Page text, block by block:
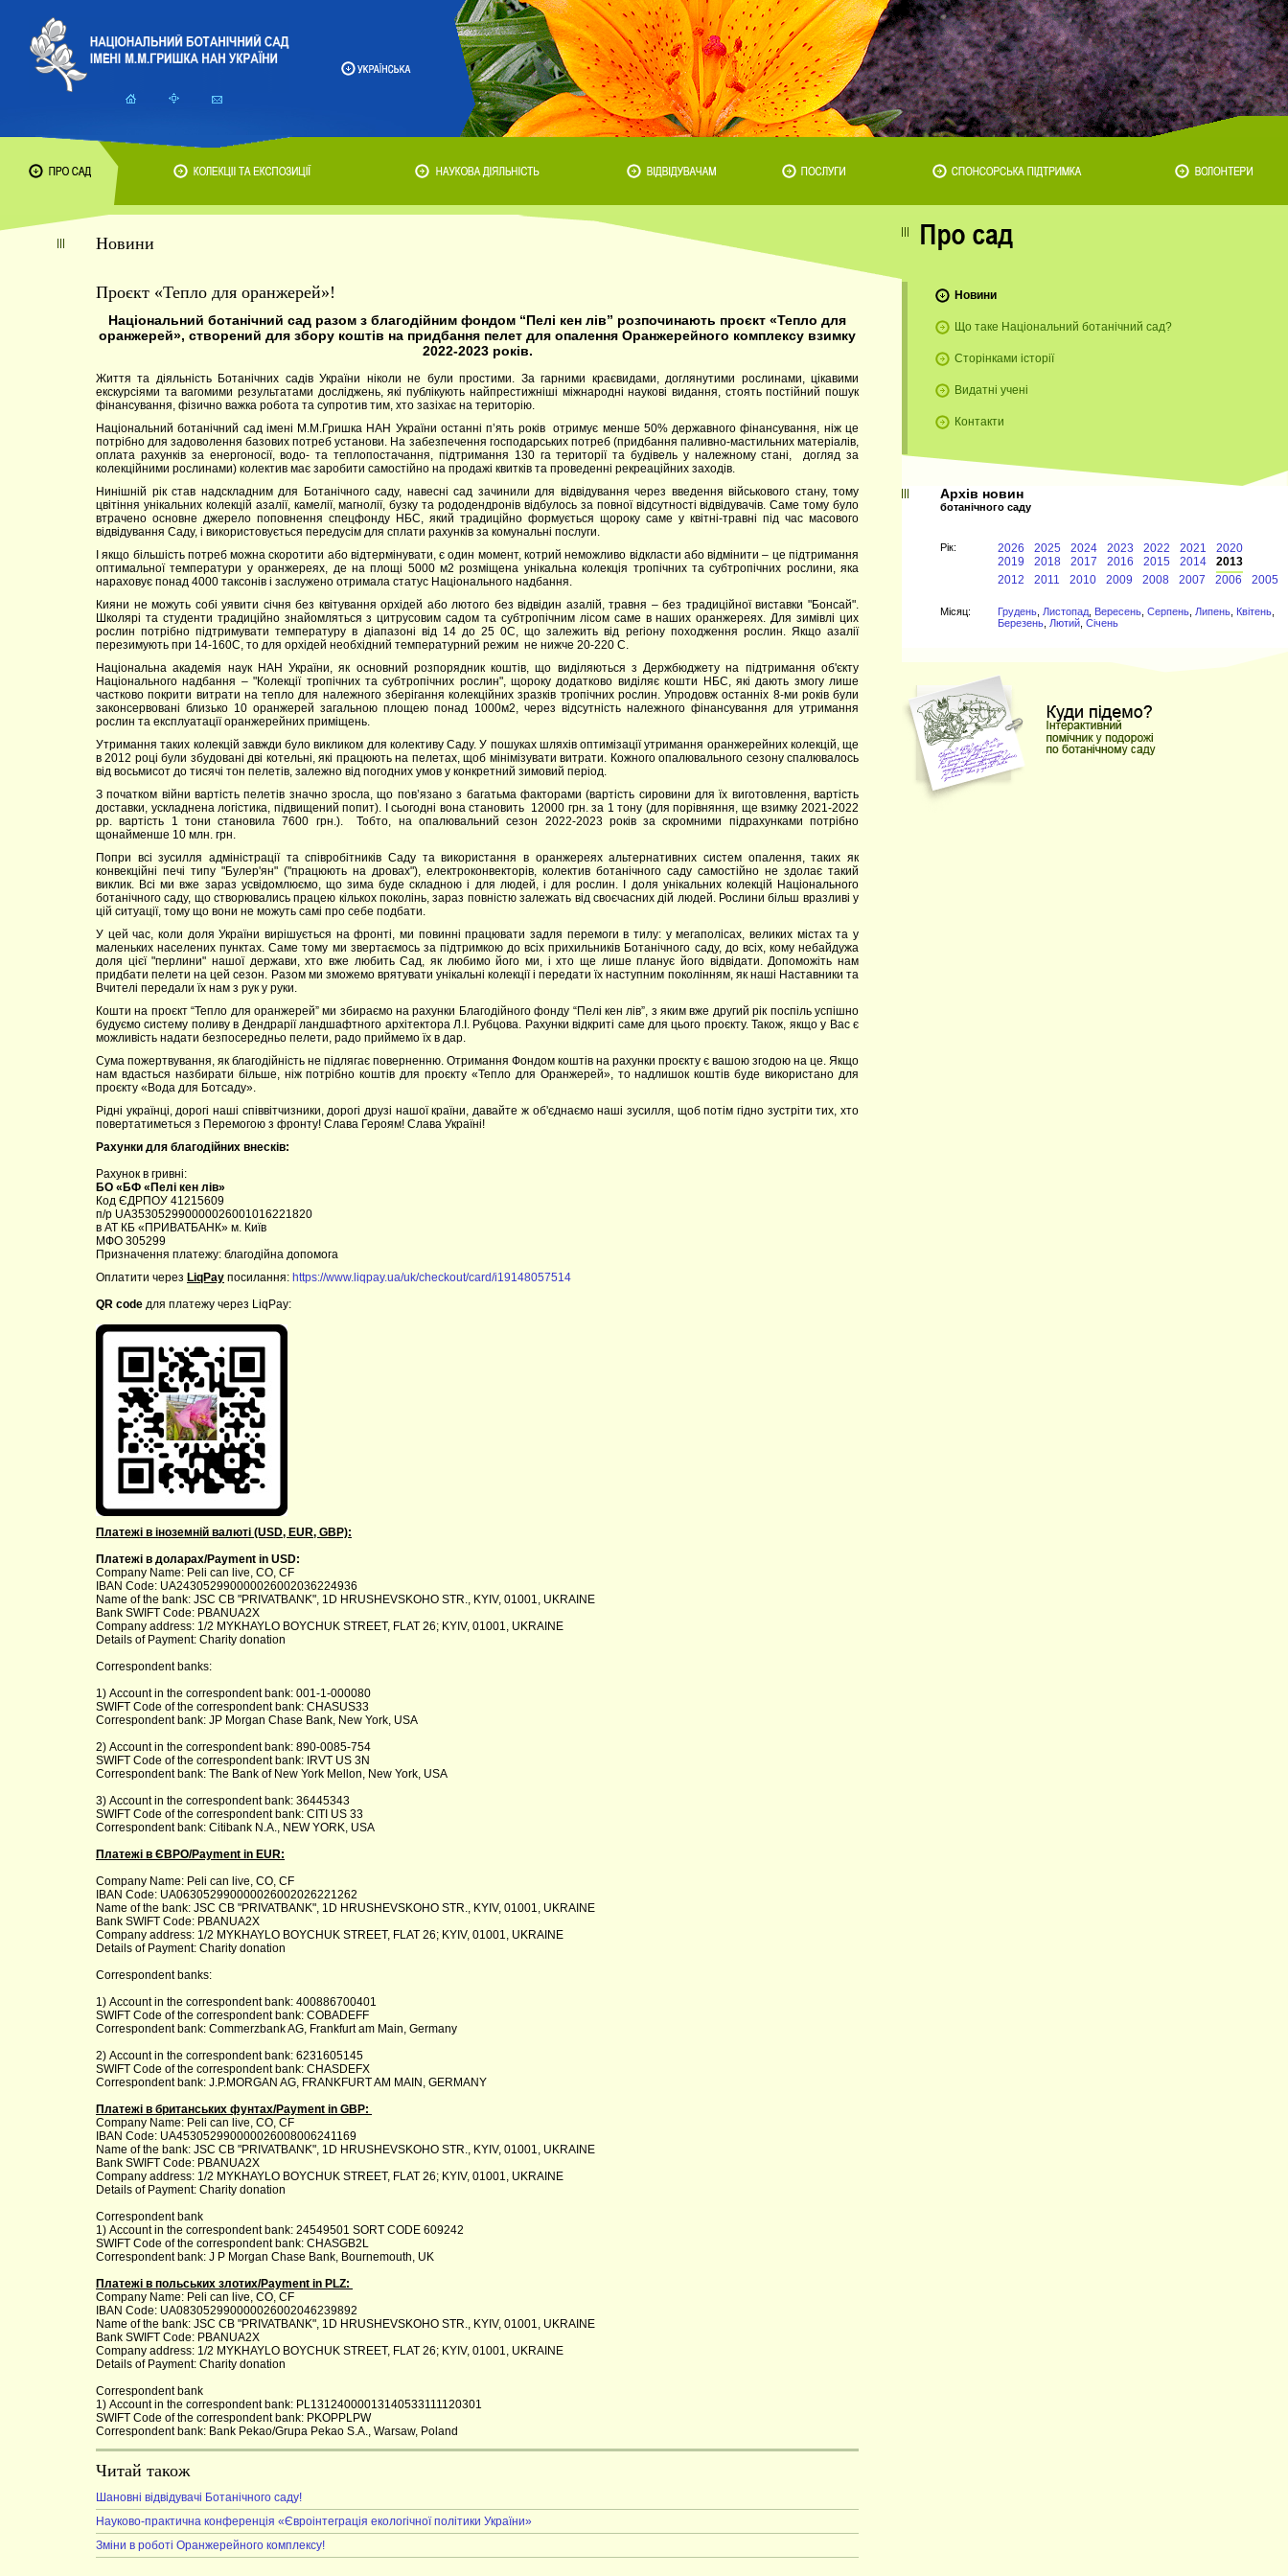
Новини
Проєкт «Тепло для оранжерей»!
Національний ботанічний сад разом з благодійним фондом “Пелі кен лів” розпочинають проєкт «Тепло для
оранжерей», створений для збору коштів на придбання пелет для опалення Оранжерейного комплексу взимку
2022-2023 років.
Життя та діяльність Ботанічних садів України ніколи не були простими. За гарними краєвидами, доглянутими рослинами, цікавими
екскурсіями та вагомими результатами досліджень, які публікують найпрестижніші міжнародні наукові видання, стоять постійний пошук
фінансування, фізично важка робота та супротив тим, хто зазіхає на територію.
Національний ботанічний сад імені М.М.Гришка НАН України останні п’ять років отримує менше 50% державного фінансування, ніж це
потрібно для задоволення базових потреб установи. На забезпечення господарських потреб (придбання паливно-мастильних матеріалів,
оплата рахунків за енергоносії, водо- та теплопостачання, підтримання 130 га території та будівель у належному стані, догляд за
колекційними рослинами) колектив має заробити самостійно на продажі квитків та проведенні рекреаційних заходів.
Нинішній рік став надскладним для Ботанічного саду, навесні сад зачинили для відвідування через введення військового стану, тому
цвітіння унікальних колекцій азалії, камелії, магнолії, бузку та рододендронів відбулось за повної відсутності відвідувачів. Саме тому було
втрачено основне джерело поповнення спецфонду НБС, який традиційно формується щороку саме у квітні-травні під час масового
відвідування Саду, і використовується передусім для сплати рахунків за комунальні послуги.
І якщо більшість потреб можна скоротити або відтермінувати, є один момент, котрий неможливо відкласти або відмінити – це підтримання
оптимальної температури у оранжереях, де на площі 5000 м2 розміщена унікальна колекція тропічних та субтропічних рослини, яка
нараховує понад 4000 таксонів і заслужено отримала статус Національного надбання.
Кияни не можуть собі уявити січня без квітування орхідей або лютого без відвідин азалій, травня – без традиційної виставки "Бонсай".
Школярі та студенти традиційно знайомляться з цитрусовим садом та субтропічним лісом саме в наших оранжереях. Для зимівлі цих
рослин потрібно підтримувати температуру в діапазоні від 14 до 25 0С, що залежить від регіону походження рослин. Якщо азалії
перезимують при 14-160С, то для орхідей необхідний температурний режим не нижче 20-220 С.
Національна академія наук НАН України, як основний розпорядник коштів, що виділяються з Держбюджету на підтримання об'єкту
Національного надбання – "Колекції тропічних та субтропічних рослин", щороку додатково виділяє кошти НБС, які дають змогу лише
частково покрити витрати на тепло для належного зберігання колекційних зразків тропічних рослин. Упродовж останніх 8-ми років були
законсервовані близько 10 оранжерей загальною площею понад 1000м2, через відсутність належного фінансування для утримання
рослин та експлуатації оранжерейних приміщень.
Утримання таких колекцій завжди було викликом для колективу Саду. У пошуках шляхів оптимізації утримання оранжерейних колекцій, ще
в 2012 році були збудовані дві котельні, які працюють на пелетах, щоб мінімізувати витрати. Кожного опалювального сезону спалювалось
від восьмисот до тисячі тон пелетів, залежно від погодних умов у конкретний зимовий період.
З початком війни вартість пелетів значно зросла, що пов’язано з багатьма факторами (вартість сировини для їх виготовлення, вартість
доставки, ускладнена логістика, підвищений попит). І сьогодні вона становить 12000 грн. за 1 тону (для порівняння, ще взимку 2021-2022
рр. вартість 1 тони становила 7600 грн.). Тобто, на опалювальний сезон 2022-2023 років за скромними підрахунками потрібно
щонайменше 10 млн. грн.
Попри всі зусилля адміністрації та співробітників Саду та використання в оранжереях альтернативних систем опалення, таких як
конвекційні печі типу "Булер'ян" ("працюють на дровах"), електроконвекторів, колектив ботанічного саду самостійно не здолає такий
виклик. Всі ми вже зараз усвідомлюємо, що зима буде складною і для людей, і для рослин. І доля унікальних колекцій Національного
ботанічного саду, що створювались працею кількох поколінь, зараз повністю залежать від своєчасних дій людей. Рослини більш вразливі у
цій ситуації, тому що вони не можуть самі про себе подбати.
У цей час, коли доля України вирішується на фронті, ми повинні працювати задля перемоги в тилу: у мегаполісах, великих містах та у
маленьких населених пунктах. Саме тому ми звертаємось за підтримкою до всіх прихильників Ботанічного саду, до всіх, кому небайдужа
доля цієї "перлини" нашої держави, хто вже любить Сад, як любимо його ми, і хто ще лише планує його відвідати. Допоможіть нам
придбати пелети на цей сезон. Разом ми зможемо врятувати унікальні колекції і передати їх наступним поколінням, як наші Наставники та
Вчителі передали їх нам з рук у руки.
Кошти на проєкт “Тепло для оранжерей” ми збираємо на рахунки Благодійного фонду “Пелі кен лів”, з яким вже другий рік поспіль успішно
будуємо систему поливу в Дендрарії ландшафтного архітектора Л.І. Рубцова. Рахунки відкриті саме для цього проєкту. Також, якщо у Вас є
можливість надати безпосередньо пелети, радо приймемо їх в дар.
Сума пожертвування, як благодійність не підлягає поверненню. Отримання Фондом коштів на рахунки проєкту є вашою згодою на це. Якщо
нам вдасться назбирати більше, ніж потрібно коштів для проєкту «Тепло для Оранжерей», то надлишок коштів буде використано для
проєкту «Вода для Ботсаду».
Рідні українці, дорогі наші співвітчизники, дорогі друзі нашої країни, давайте ж об'єднаємо наші зусилля, щоб потім гідно зустріти тих, хто
повертатиметься з Перемогою з фронту! Слава Героям! Слава Україні!
Рахунки для благодійних внесків:
Рахунок в гривні:
БО «БФ «Пелі кен лів»
Код ЄДРПОУ 41215609
п/р UA353052990000026001016221820
в АТ КБ «ПРИВАТБАНК» м. Київ
МФО 305299
Призначення платежу: благодійна допомога
Оплатити через LiqPay посилання: https://www.liqpay.ua/uk/checkout/card/i19148057514
QR code для платежу через LiqPay:
Платежі в іноземній валюті (USD, EUR, GBP):
Платежі в доларах/Payment in USD:
Company Name: Peli can live, CO, CF
IBAN Code: UA243052990000026002036224936
Name of the bank: JSC CB "PRIVATBANK", 1D HRUSHEVSKOHO STR., KYIV, 01001, UKRAINE
Bank SWIFT Code: PBANUA2X
Company address: 1/2 MYKHAYLO BOYCHUK STREET, FLAT 26; KYIV, 01001, UKRAINE
Details of Payment: Charity donation
Correspondent banks:
1) Account in the correspondent bank: 001-1-000080
SWIFT Code of the correspondent bank: CHASUS33
Correspondent bank: JP Morgan Chase Bank, New York, USA
2) Account in the correspondent bank: 890-0085-754
SWIFT Code of the correspondent bank: IRVT US 3N
Correspondent bank: The Bank of New York Mellon, New York, USA
3) Account in the correspondent bank: 36445343
SWIFT Code of the correspondent bank: CITI US 33
Correspondent bank: Citibank N.A., NEW YORK, USA
Платежі в ЄВРО/Payment in EUR:
Company Name: Peli can live, CO, CF
IBAN Code: UA063052990000026002026221262
Name of the bank: JSC CB "PRIVATBANK", 1D HRUSHEVSKOHO STR., KYIV, 01001, UKRAINE
Bank SWIFT Code: PBANUA2X
Company address: 1/2 MYKHAYLO BOYCHUK STREET, FLAT 26; KYIV, 01001, UKRAINE
Details of Payment: Charity donation
Correspondent banks:
1) Account in the correspondent bank: 400886700401
SWIFT Code of the correspondent bank: COBADEFF
Correspondent bank: Commerzbank AG, Frankfurt am Main, Germany
2) Account in the correspondent bank: 6231605145
SWIFT Code of the correspondent bank: CHASDEFX
Correspondent bank: J.P.MORGAN AG, FRANKFURT AM MAIN, GERMANY
Платежі в британських фунтах/Payment in GBP:
Company Name: Peli can live, CO, CF
IBAN Code: UA453052990000026008006241169
Name of the bank: JSC CB "PRIVATBANK", 1D HRUSHEVSKOHO STR., KYIV, 01001, UKRAINE
Bank SWIFT Code: PBANUA2X
Company address: 1/2 MYKHAYLO BOYCHUK STREET, FLAT 26; KYIV, 01001, UKRAINE
Details of Payment: Charity donation
Correspondent bank
1) Account in the correspondent bank: 24549501 SORT CODE 609242
SWIFT Code of the correspondent bank: CHASGB2L
Correspondent bank: J P Morgan Chase Bank, Bournemouth, UK
Платежі в польських злотих/Payment in PLZ:
Company Name: Peli can live, CO, CF
IBAN Code: UA083052990000026002046239892
Name of the bank: JSC CB "PRIVATBANK", 1D HRUSHEVSKOHO STR., KYIV, 01001, UKRAINE
Bank SWIFT Code: PBANUA2X
Company address: 1/2 MYKHAYLO BOYCHUK STREET, FLAT 26; KYIV, 01001, UKRAINE
Details of Payment: Charity donation
Correspondent bank
1) Account in the correspondent bank: PL13124000013140533111120301
SWIFT Code of the correspondent bank: PKOPPLPW
Correspondent bank: Bank Pekao/Grupa Pekao S.A., Warsaw, Poland
Читай також
Шановні відвідувачі Ботанічного саду!
Науково-практична конференція «Євроінтеграція екологічної політики України»
Зміни в роботі Оранжерейного комплексу!
Новини
Що таке Національний ботанічний сад?
Сторінками історії
Видатні учені
Контакти
Архів новин
ботанічного саду
Рiк: 2026 2025 2024 2023 2022 2021
2020
2019
2018 2017 2016 2015 2014
2013
2012
2011 2010 2009 2008 2007 2006 2005
Мiсяц: Грудень Листопад Вересень Серпень Липень Квітень
Березень Лютий Січень